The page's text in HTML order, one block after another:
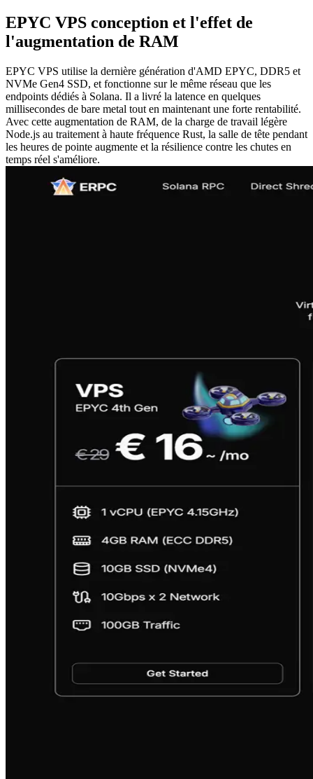
EPYC VPS conception et l'effet de
l'augmentation de RAM
EPYC VPS utilise la dernière génération d'AMD EPYC, DDR5 et
NVMe Gen4 SSD, et fonctionne sur le même réseau que les
endpoints dédiés à Solana. Il a livré la latence en quelques
millisecondes de bare metal tout en maintenant une forte rentabilité.
Avec cette augmentation de RAM, de la charge de travail légère
Node.js au traitement à haute fréquence Rust, la salle de tête pendant
les heures de pointe augmente et la résilience contre les chutes en
temps réel s'améliore.